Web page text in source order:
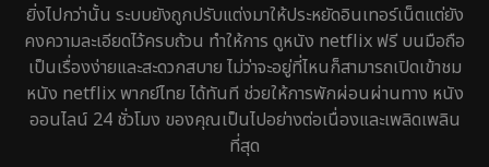
ยิ่งไปกว่านั้น ระบบยังถูกปรับแต่งมาให้ประหยัดอินเทอร์เน็ตแต่ยัง
คงความละเอียดไว้ครบถ้วน ทำให้การ ดูหนัง netflix ฟรี บนมือถือ
เป็นเรื่องง่ายและสะดวกสบาย ไม่ว่าจะอยู่ที่ไหนก็สามารถเปิดเข้าชม
หนัง netflix พากย์ไทย ได้ทันที ช่วยให้การพักผ่อนผ่านทาง หนัง
ออนไลน์ 24 ชั่วโมง ของคุณเป็นไปอย่างต่อเนื่องและเพลิดเพลิน
ที่สุด